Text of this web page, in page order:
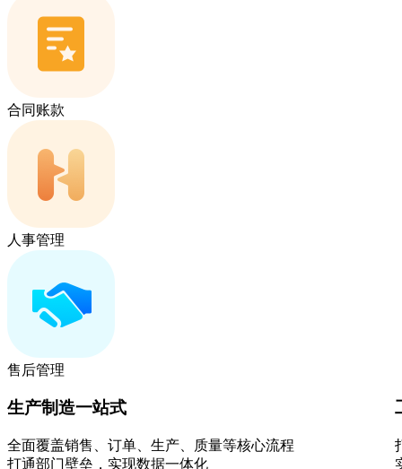
合同账款
人事管理
售后管理
生产制造一站式
全面覆盖销售、订单、生产、质量等核心流程
打通部门壁垒，实现数据一体化